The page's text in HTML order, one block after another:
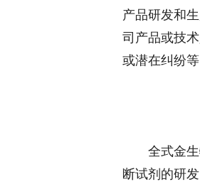
产品研发和
司产品或技
或潜在纠纷等
全式金生物
断试剂的研